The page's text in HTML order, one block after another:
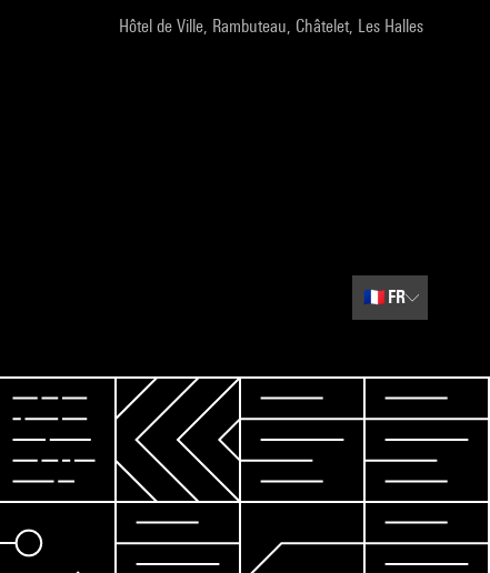
Hôtel de Ville, Rambuteau, Châtelet, Les Halles
🇫🇷 FR